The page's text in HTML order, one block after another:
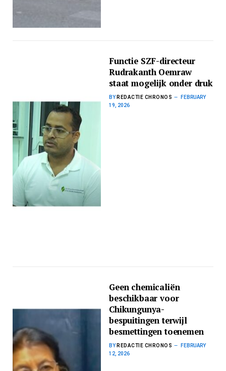
Functie SZF-directeur
Rudrakanth Oemraw
staat mogelijk onder druk
BY REDACTIE CHRONOS
FEBRUARY
19, 2026
Geen chemicaliën
beschikbaar voor
Chikungunya-
bespuitingen terwijl
besmettingen toenemen
BY REDACTIE CHRONOS
FEBRUARY
12, 2026